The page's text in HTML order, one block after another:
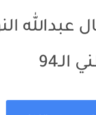
الـ94